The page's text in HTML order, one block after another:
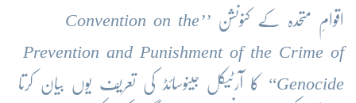
اقوامِ متحدہ کے کنونشن ’’
Convention on the
Prevention and Punishment of the Crime of
Genocide
‘‘ کا آرٹیکل جینوسائڈ کی تعریف یوں بیان کرتا